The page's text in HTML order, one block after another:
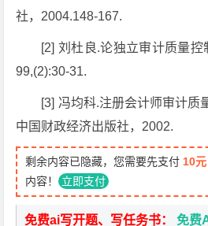
社，2004.148-167.
[2] 刘杜良.论独立审计质量
99,(2):30-31.
[3] 冯均科.注册会计师审计质
中国财政经济出版社，2002.
剩余内容已隐藏，您需要先支付 10元
内容！ 立即支付
免费ai写开题、写任务书：免费